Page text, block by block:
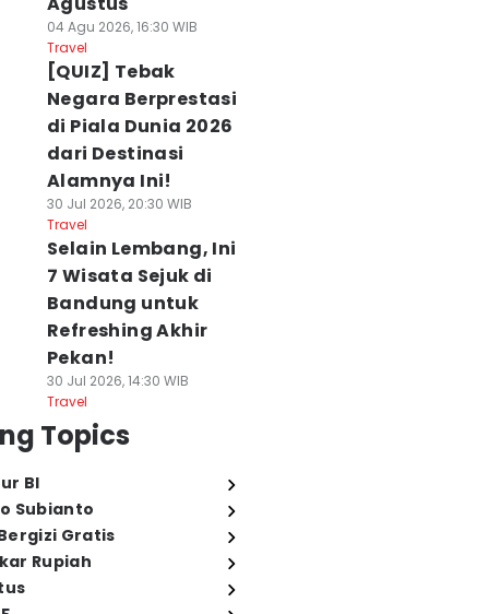
04 Agu 2026, 16:30 WIB
Travel
[QUIZ] Tebak
Negara Berprestasi
di Piala Dunia 2026
dari Destinasi
Alamnya Ini!
30 Jul 2026, 20:30 WIB
Travel
Selain Lembang, Ini
7 Wisata Sejuk di
Bandung untuk
Refreshing Akhir
Pekan!
30 Jul 2026, 14:30 WIB
Travel
Topics
BI
Subianto
Gratis
Rupiah